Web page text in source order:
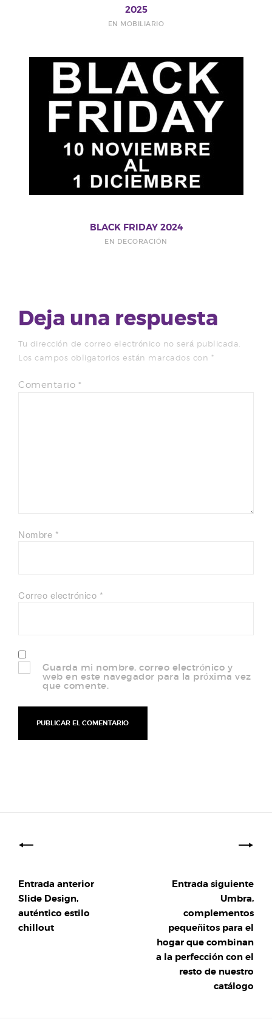
2025
EN MOBILIARIO
BLACK FRIDAY 2024
EN DECORACIÓN
Deja una respuesta
Tu dirección de correo electrónico no será publicada.
Los campos obligatorios están marcados con *
Comentario *
Nombre *
Correo electrónico *
Guarda mi nombre, correo electrónico y
web en este navegador para la próxima vez
que comente.
de
Entrada anterior
Slide Design,
auténtico estilo
chillout
Entrada siguiente
Umbra,
complementos
pequeñitos para el
hogar que combinan
a la perfección con el
resto de nuestro
catálogo